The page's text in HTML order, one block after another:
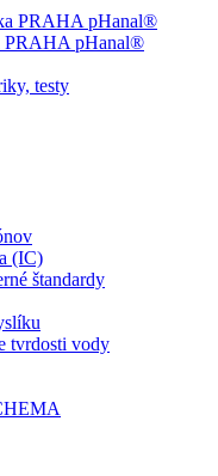
PRAHA pHanal®
PRAHA pHanal®
testy
(IC)
štandardy
tvrdosti vody